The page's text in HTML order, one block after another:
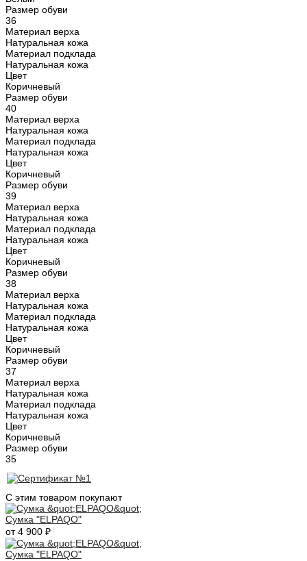
Размер обуви
36
Материал верха
Натуральная кожа
Материал подклада
Натуральная кожа
Цвет
Коричневый
Размер обуви
40
Материал верха
Натуральная кожа
Материал подклада
Натуральная кожа
Цвет
Коричневый
Размер обуви
39
Материал верха
Натуральная кожа
Материал подклада
Натуральная кожа
Цвет
Коричневый
Размер обуви
38
Материал верха
Натуральная кожа
Материал подклада
Натуральная кожа
Цвет
Коричневый
Размер обуви
37
Материал верха
Натуральная кожа
Материал подклада
Натуральная кожа
Цвет
Коричневый
Размер обуви
35
С этим товаром покупают
Сумка "ELPAQO"
от 4 900 ₽
Сумка "ELPAQO"